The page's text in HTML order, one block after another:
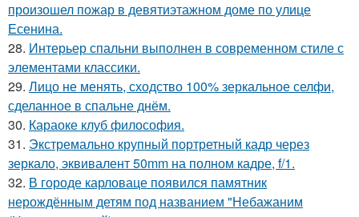
произошел пожар в девятиэтажном доме по улице
Есенина.
28. Интерьер спальни выполнен в современном стиле с
элементами классики.
29. Лицо не менять, сходство 100% зеркальное селфи,
сделанное в спальне днём.
30. Караоке клуб философия.
31. Экстремально крупный портретный кадр через
зеркало, эквивалент 50mm на полном кадре, f/1.
32. В городе карловаце появился памятник
нерождённым детям под названием "Небажаним